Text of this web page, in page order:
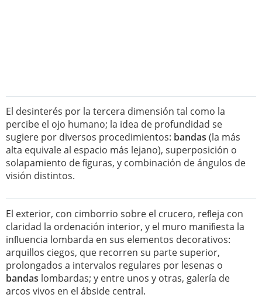
El desinterés por la tercera dimensión tal como la
percibe el ojo humano; la idea de profundidad se
sugiere por diversos procedimientos: bandas (la más
alta equivale al espacio más lejano), superposición o
solapamiento de ﬁguras, y combinación de ángulos de
visión distintos.
El exterior, con cimborrio sobre el crucero, reﬂeja con
claridad la ordenación interior, y el muro maniﬁesta la
inﬂuencia lombarda en sus elementos decorativos:
arquillos ciegos, que recorren su parte superior,
prolongados a intervalos regulares por lesenas o
bandas lombardas; y entre unos y otras, galería de
arcos vivos en el ábside central.